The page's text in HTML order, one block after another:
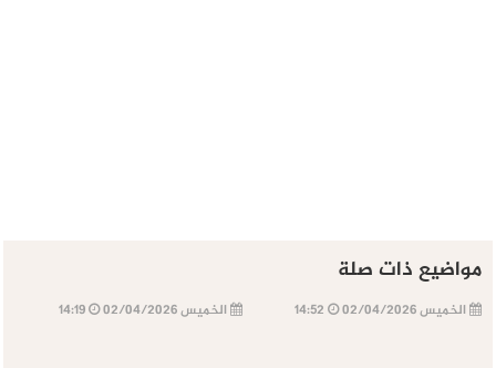
مواضيع ذات صلة
الخميس 02/04/2026 الخميس 02/04/2026